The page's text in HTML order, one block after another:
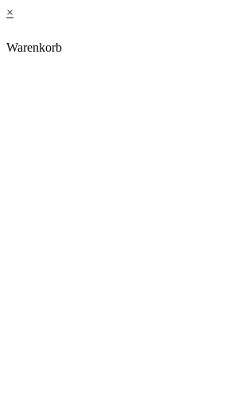
×
Warenkorb